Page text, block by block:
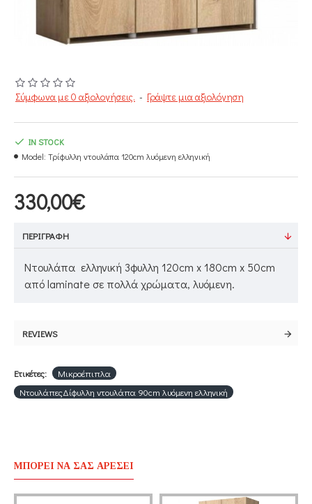
Σύμφωνα με 0 αξιολογήσεις. - Γράψτε μια αξιολόγηση
330,00€
IN STOCK
Model: Τρίφυλλη ντουλάπα 120cm λυόμενη ελληνική
ΠΕΡΙΓΡΑΦΉ
Ντουλάπα ελληνική 3φυλλη 120cm x 180cm x 50cm
από laminate σε πολλά χρώματα, λυόμενη.
REVIEWS
Ετικέτες:
Μικροέπιπλα
ΝτουλάπεςΔίφυλλη ντουλάπα 90cm λυόμενη ελληνική
ΜΠΟΡΕΊ ΝΑ ΣΑΣ ΑΡΈΣΕΙ